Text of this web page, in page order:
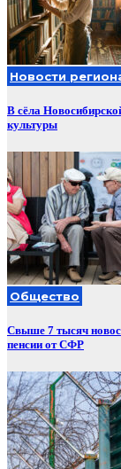
Новости
В сёла
культуры
Общество
Свыше 7 тысяч
пенсии от СФР